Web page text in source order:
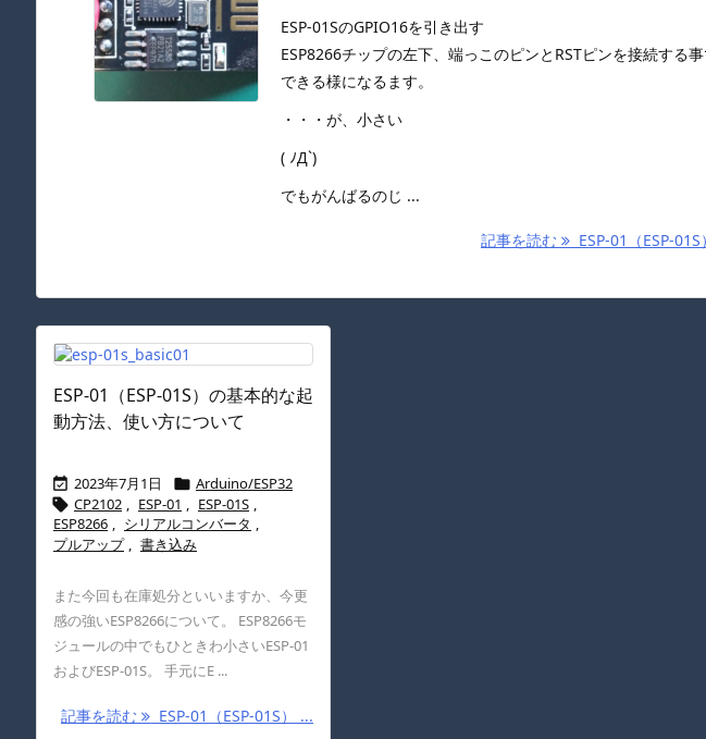
ESP-01SのGPIO16を引き出す
ESP8266チップの左下、端っこのピンとRSTピンを接続する
できる様になるます。
・・・が、小さい
( ﾉД`)
でもがんばるのじ ...
記事を読む ESP-01（ESP-
ESP-01（ESP-01S）の基本的な起
動方法、使い方について
 2023年7月1日  Arduino/ESP32
 CP2102 , ESP-01 , ESP-01S ,
ESP8266 , シリアルコンバータ ,
プルアップ , 書き込み
また今回も在庫処分といいますか、今更
感の強いESP8266について。 ESP8266モ
ジュールの中でもひときわ小さいESP-01
およびESP-01S。 手元にE ...
記事を読む ESP-01（ESP-01S） ...